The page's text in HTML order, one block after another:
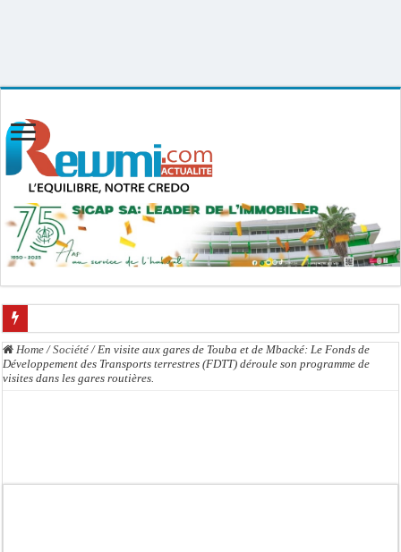
Affaire Pape Cheikh Diallo et Cie : Ousmane Kane prédit une « cascade de
Moustapha Dramé rejoint Pastef
Home / Société / En visite aux gares de Touba et de Mbacké: Le Fonds de
Développement des Transports terrestres (FDTT) déroule son programme de
visites dans les gares routières.